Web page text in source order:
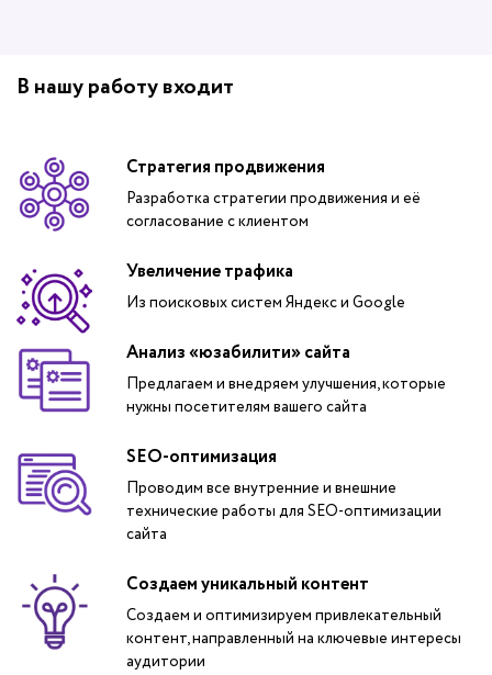
В нашу работу входит
Стратегия продвижения
Разработка стратегии продвижения и её
согласование с клиентом
Увеличение трафика
Из поисковых систем Яндекс и Google
Анализ «юзабилити» сайта
Предлагаем и внедряем улучшения, которые
нужны посетителям вашего сайта
SEO-оптимизация
Проводим все внутренние и внешние
технические работы для SEO-оптимизации
сайта
Создаем уникальный контент
Создаем и оптимизируем привлекательный
контент, направленный на ключевые интересы
аудитории